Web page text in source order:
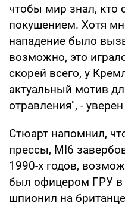
чтобы мир знал, кто
покушением. Хотя
нападение было
возможно, это
скорей всего, у
актуальный мотив
отравления", -
Стюарт напомнил,
прессы, MI6
1990-х годов,
был офицером ГРУ в
шпионил на